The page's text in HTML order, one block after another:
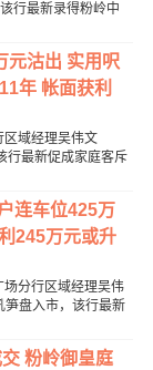
行最新录得粉岭中
元沽出 实用呎
年 帐面获利
区域经理吴伟文
行最新促成家庭客斥
连车位425万
245万元或升
分行区域经理吴伟
盘入市，该行最新
粉岭御皇庭